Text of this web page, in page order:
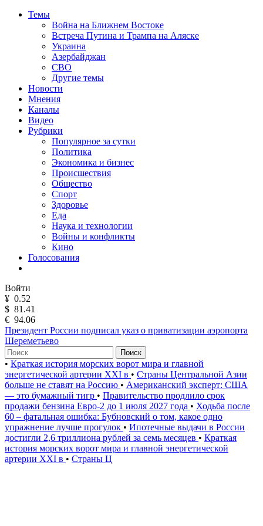
Темы
Война на Ближнем Востоке
Встреча Путина и Трампа на Аляске
Украина
Азербайджан
СВО
Другие темы
Новости
Мнения
Каналы
Видео
Рубрики
Популярное за сутки
Политика
Экономика и бизнес
Происшествия
Общество
Спорт
Здоровье
Еда
Наука и технологии
Войны и конфликты
Кино
Голосования
Войти
¥ 0.52
$ 81.41
€ 94.06
Президент России подписал указ о приватизации аэропорта
Шереметьево
Поиск
• Краткая история морских ворот мира и главной
энергетической артерии XXI в • Страны Центральной Азии
больше не ставят на Россию • Американский эксперт: США
— это бумажный тигр • Правительство продлило срок
продажи бензина Евро-2 до 1 июля 2027 года • Ходьба после
60 – фатальная ошибка: Бубновский о том, какое одно
упражнение лучше прогулок • Ипотечные выдачи в России
достигли 2,6 триллиона рублей за семь месяцев • Краткая
история морских ворот мира и главной энергетической
артерии XXI в • Страны Ц